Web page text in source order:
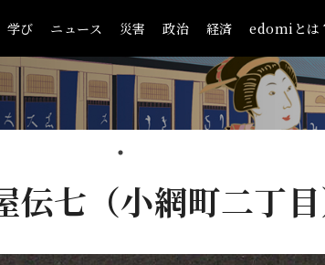
学び ニュース 災害 政治 経済 edomiとは
伝七（小網町二丁